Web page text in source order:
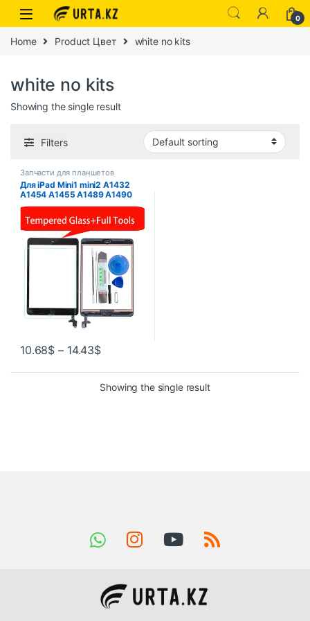
0
Home Product Цвет white no kits
white no kits
Showing the single result
Filters
Запчасти для планшетов
Для iPad Mini1 mini2 A1432
A1454 A1455 A1489 A1490
дигитайзер сенсорного
экрана + разъем микросхемы
Flex + кнопка клавиши +
закаленное стекло
10.68$ – 14.43$
Showing the single result